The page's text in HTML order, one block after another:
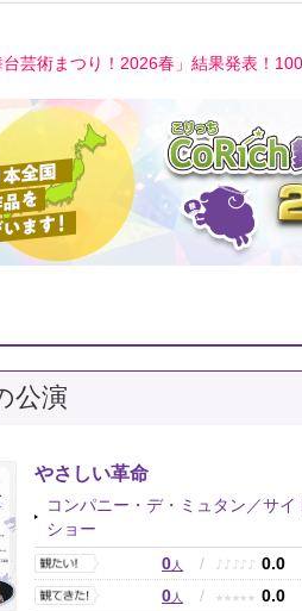
台芸術まつり！2026春」結果発表！
公演
やさしい革命
コンパニー・デ・ミュタン／サイ
ショー
0人 / ♪ ♪ ♪ ♪ ♪
0.0
0人 / ★ ★ ★ ★ ★ 0.0